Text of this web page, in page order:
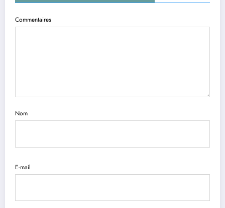
Commentaires
Nom
E-mail